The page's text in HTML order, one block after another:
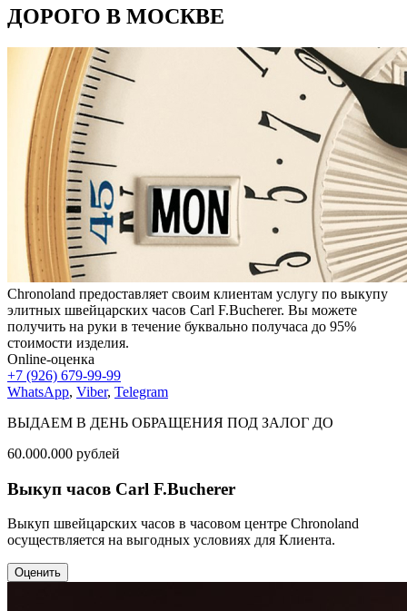
ДОРОГО В МОСКВЕ
Chronoland предоставляет своим клиентам услугу по выкупу
элитных швейцарских часов Carl F.Bucherer. Вы можете
получить на руки в течение буквально получаса до 95%
стоимости изделия.
Online-оценка
+7 (926) 679-99-99
WhatsApp, Viber, Telegram
ВЫДАЕМ В ДЕНЬ ОБРАЩЕНИЯ ПОД ЗАЛОГ ДО
60.000.000 рублей
Выкуп часов Carl F.Bucherer
Выкуп швейцарских часов в часовом центре Chronoland
осуществляется на выгодных условиях для Клиента.
Оценить